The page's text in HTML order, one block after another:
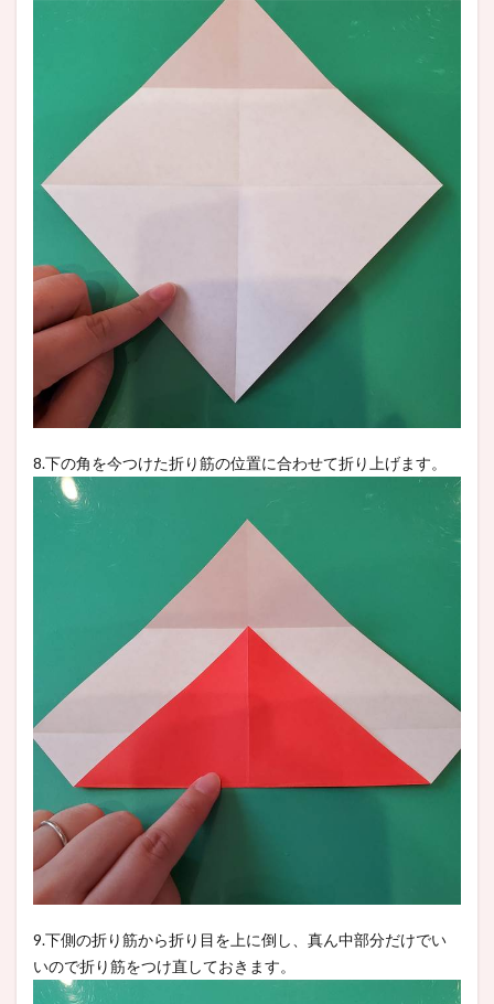
8.下の角を今つけた折り筋の位置に合わせて折り上げます。
9.下側の折り筋から折り目を上に倒し、真ん中部分だけでい
いので折り筋をつけ直しておきます。